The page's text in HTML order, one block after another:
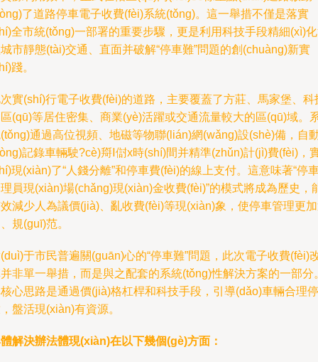
了道路停車電子收費(fèi)系統(tǒng)。這一舉措不僅是落實
全市統(tǒng)一部署的重要步驟，更是利用科技手段精細(xì)
市靜態(tài)交通、直面并破解“停車難”問題的創(chuàng)新實
踐。
實(shí)行電子收費(fèi)的道路，主要覆蓋了方莊、馬家堡、科
(qū)等居住密集、商業(yè)活躍或交通流量較大的區(qū)域。
通過高位視頻、地磁等物聯(lián)網(wǎng)設(shè)備，自
記錄車輛駛?cè)搿Ⅰ傠x時(shí)間并精準(zhǔn)計(jì)費(fèi)，
現(xiàn)了“人錢分離”和停車費(fèi)的線上支付。這意味著“停
員現(xiàn)場(chǎng)現(xiàn)金收費(fèi)”的模式將成為歷史，
減少人為議價(jià)、亂收費(fèi)等現(xiàn)象，使停車管理更
規(guī)范。
于市民普遍關(guān)心的“停車難”問題，此次電子收費(fèi)
非單一舉措，而是與之配套的系統(tǒng)性解決方案的一部分
心思路是通過價(jià)格杠桿和科技手段，引導(dǎo)車輛合理停
盤活現(xiàn)有資源。
解決辦法體現(xiàn)在以下幾個(gè)方面：